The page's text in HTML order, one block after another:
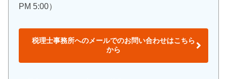
PM 5:00）
税理士事務所へのメールでのお問い合わせはこちら
から